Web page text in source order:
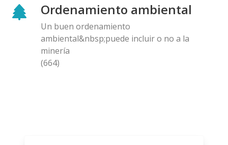
Ordenamiento ambiental
Un buen ordenamiento
ambiental&nbsp;puede incluir o no a la
minería
(664)